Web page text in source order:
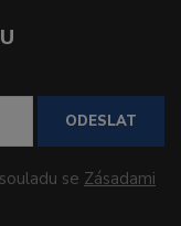
ODESLAT
se Zásadami